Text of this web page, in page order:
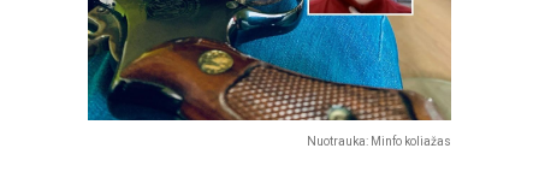
Nuotrauka: Minfo koliažas